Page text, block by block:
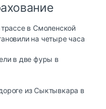
трассе в Смоленской
на четыре часа
в две фуры в
из Сыктывкара в